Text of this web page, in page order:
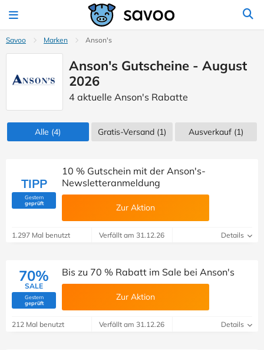
Savoo Marken Anson's
Anson's Gutscheine - August
2026
4 aktuelle Anson's Rabatte
Alle (4) Gratis-Versand (1) Ausverkauf (1)
TIPP
Gestern
geprüft(Von Savoo geprüft)
10 % Gutschein mit der Anson's-
Newsletteranmeldung
Zur Aktion
1.297 Mal benutzt Verfällt am 31.12.26 Details
70%
SALE
Gestern
geprüft(Von Savoo geprüft)
Bis zu 70 % Rabatt im Sale bei Anson's
Zur Aktion
212 Mal benutzt Verfällt am 31.12.26 Details